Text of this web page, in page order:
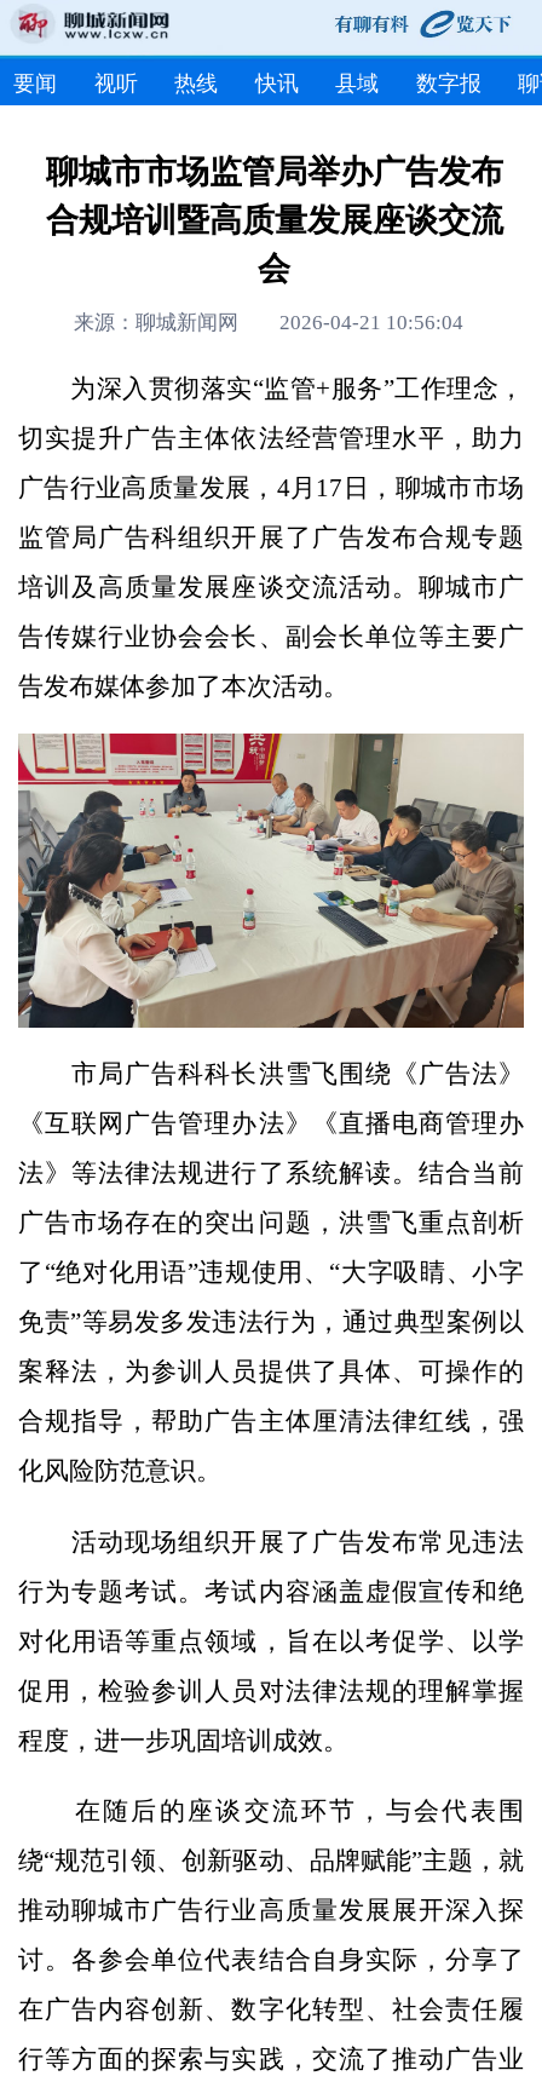
要闻 视听 热线 快讯 县域 数字报
聊城市市场监管局举办广告发布
合规培训暨高质量发展座谈交流
会
来源：聊城新闻网 2026-04-21 10:56:04
为深入贯彻落实“监管+服务”工作理念，
切实提升广告主体依法经营管理水平，助力
广告行业高质量发展，4月17日，聊城市市场
监管局广告科组织开展了广告发布合规专题
培训及高质量发展座谈交流活动。聊城市广
告传媒行业协会会长、副会长单位等主要广
告发布媒体参加了本次活动。
市局广告科科长洪雪飞围绕《广告法》
《互联网广告管理办法》《直播电商管理办
法》等法律法规进行了系统解读。结合当前
广告市场存在的突出问题，洪雪飞重点剖析
了“绝对化用语”违规使用、“大字吸睛、小字
免责”等易发多发违法行为，通过典型案例以
案释法，为参训人员提供了具体、可操作的
合规指导，帮助广告主体厘清法律红线，强
化风险防范意识。
活动现场组织开展了广告发布常见违法
行为专题考试。考试内容涵盖虚假宣传和绝
对化用语等重点领域，旨在以考促学、以学
促用，检验参训人员对法律法规的理解掌握
程度，进一步巩固培训成效。
在随后的座谈交流环节，与会代表围
绕“规范引领、创新驱动、品牌赋能”主题，就
推动聊城市广告行业高质量发展展开深入探
讨。各参会单位代表结合自身实际，分享了
在广告内容创新、数字化转型、社会责任履
行等方面的探索与实践，交流了推动广告业